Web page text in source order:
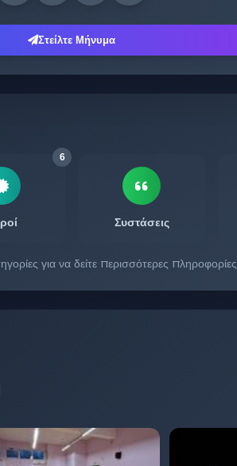
Στείλτε Μήνυμα
6
Συστάσεις
για να δείτε περισσότερες πληροφορίες